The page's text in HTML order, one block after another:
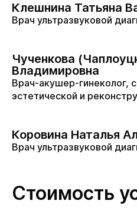
Клешнина Татьяна
Врач ультразвуковой
Чученкова
Владимировна
Врач-акушер-гинеколог,
эстетической и
Коровина Наталья
Врач ультразвуковой
Стоимость